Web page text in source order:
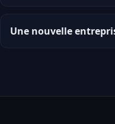
Une nouvelle